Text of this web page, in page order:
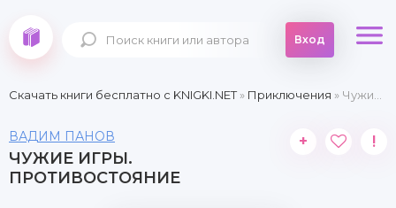
Вход
Скачать книги бесплатно c KNIGKI.NET» Приключения » Чужие игры. Противостояние
ВАДИМ ПАНОВ
ЧУЖИЕ ИГРЫ.
ПРОТИВОСТОЯНИЕ
+ !